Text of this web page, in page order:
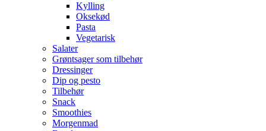
Kylling
Oksekød
Pasta
Vegetarisk
Salater
Grøntsager som tilbehør
Dressinger
Dip og pesto
Tilbehør
Snack
Smoothies
Morgenmad